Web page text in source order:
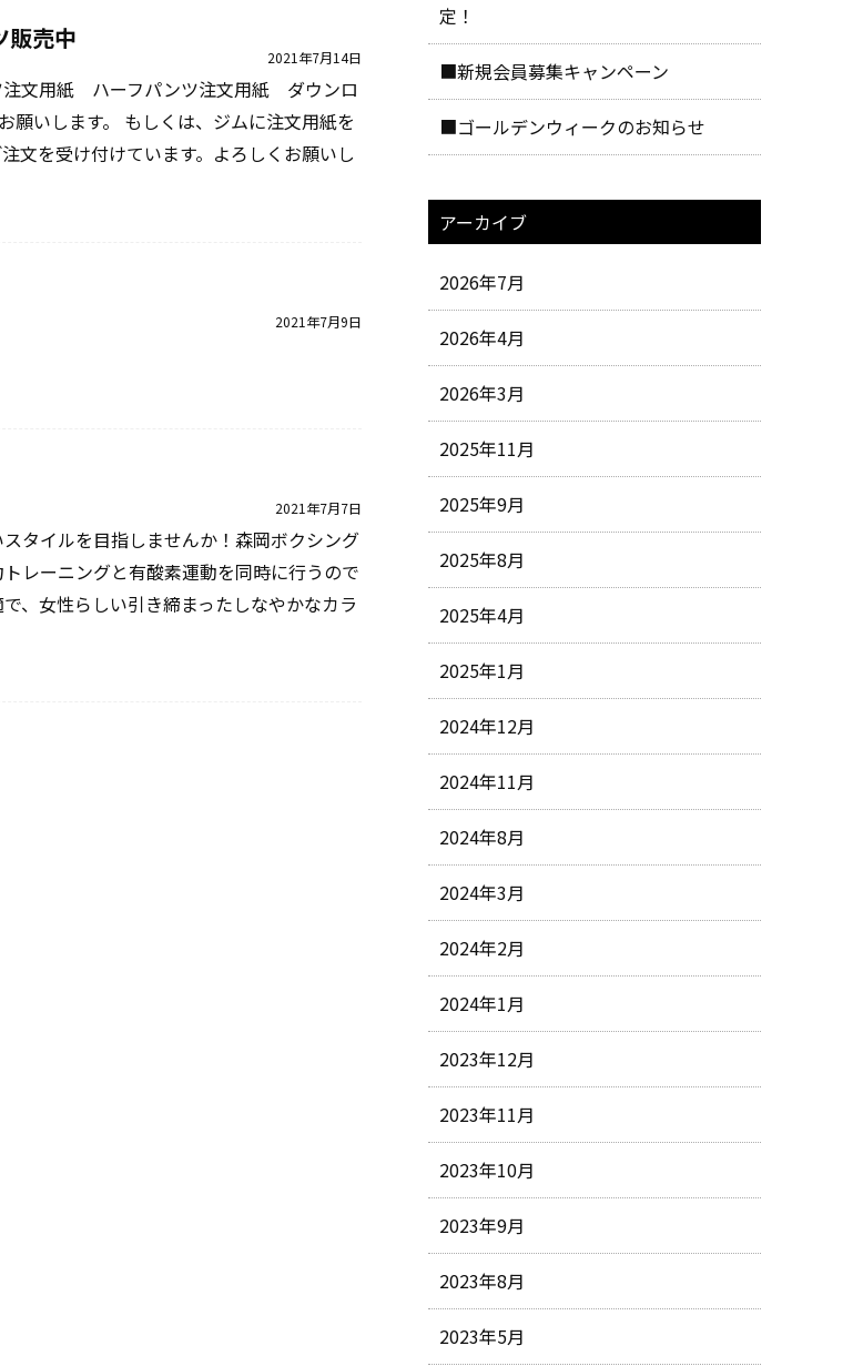
販売中
2021年7月14日
注文用紙 ハーフパンツ注文用紙 ダウンロ
願いします。 もしくは、ジムに注文用紙を
文を受け付けています。よろしくお願いし
2021年7月9日
2021年7月7日
タイルを目指しませんか！森岡ボクシング
レーニングと有酸素運動を同時に行うので
、女性らしい引き締まったしなやかなカラ
定！
■新規会員募集キャンペーン
■ゴールデンウィークのお知らせ
アーカイブ
2026年7月
2026年4月
2026年3月
2025年11月
2025年9月
2025年8月
2025年4月
2025年1月
2024年12月
2024年11月
2024年8月
2024年3月
2024年2月
2024年1月
2023年12月
2023年11月
2023年10月
2023年9月
2023年8月
2023年5月